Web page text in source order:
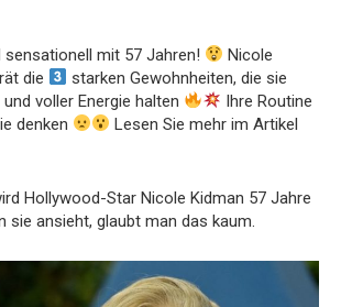
sensationell mit 57 Jahren!
Nicole
die
starken Gewohnheiten, die sie
voller Energie halten
Ihre Routine
denken
Lesen Sie mehr im Artikel
Hollywood-Star Nicole Kidman 57 Jahre
sie ansieht, glaubt man das kaum.